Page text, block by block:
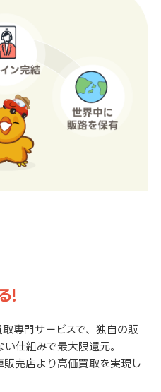
!
専門サービスで、独自の販
仕組みで最大限還元。
売店より高価買取を実現し